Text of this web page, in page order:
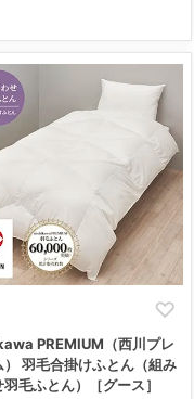
PREMIUM（西川プレ
） 羽毛合掛けふとん（組み
毛ふとん）［グース］